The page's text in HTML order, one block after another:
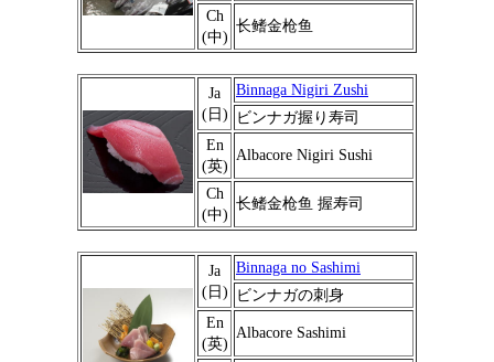
Ch
(中)
长鳍金枪鱼
Ja
(日)
Binnaga Nigiri Zushi
ビンナガ握り寿司
En
(英)
Albacore Nigiri Sushi
Ch
(中)
长鳍金枪鱼 握寿司
Ja
(日)
Binnaga no Sashimi
ビンナガの刺身
En
(英)
Albacore Sashimi